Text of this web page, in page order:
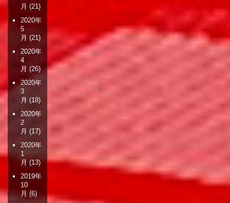
月 (21)
2020年
5
月 (21)
2020年
4
月 (26)
2020年
3
月 (18)
2020年
2
月 (17)
2020年
1
月 (13)
2019年
10
月 (6)